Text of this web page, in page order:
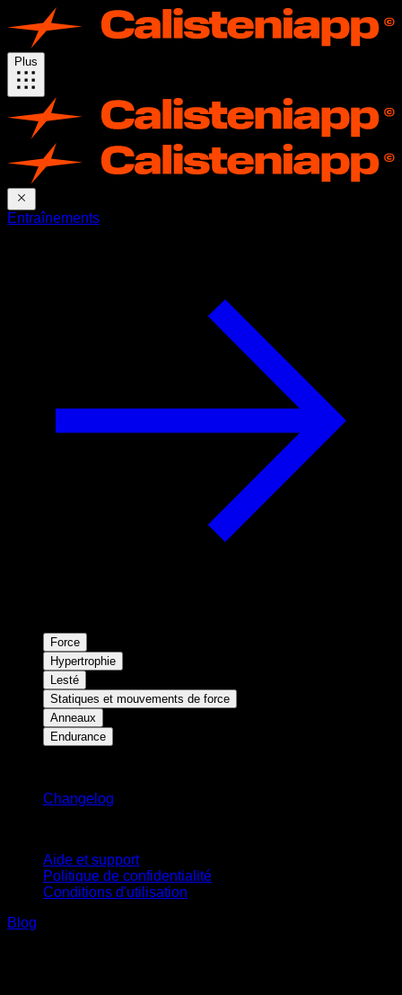
Plus
Entraînements
Force
Hypertrophie
Lesté
Statiques et mouvements de force
Anneaux
Endurance
Changelog
Aide et support
Politique de confidentialité
Conditions d'utilisation
Blog